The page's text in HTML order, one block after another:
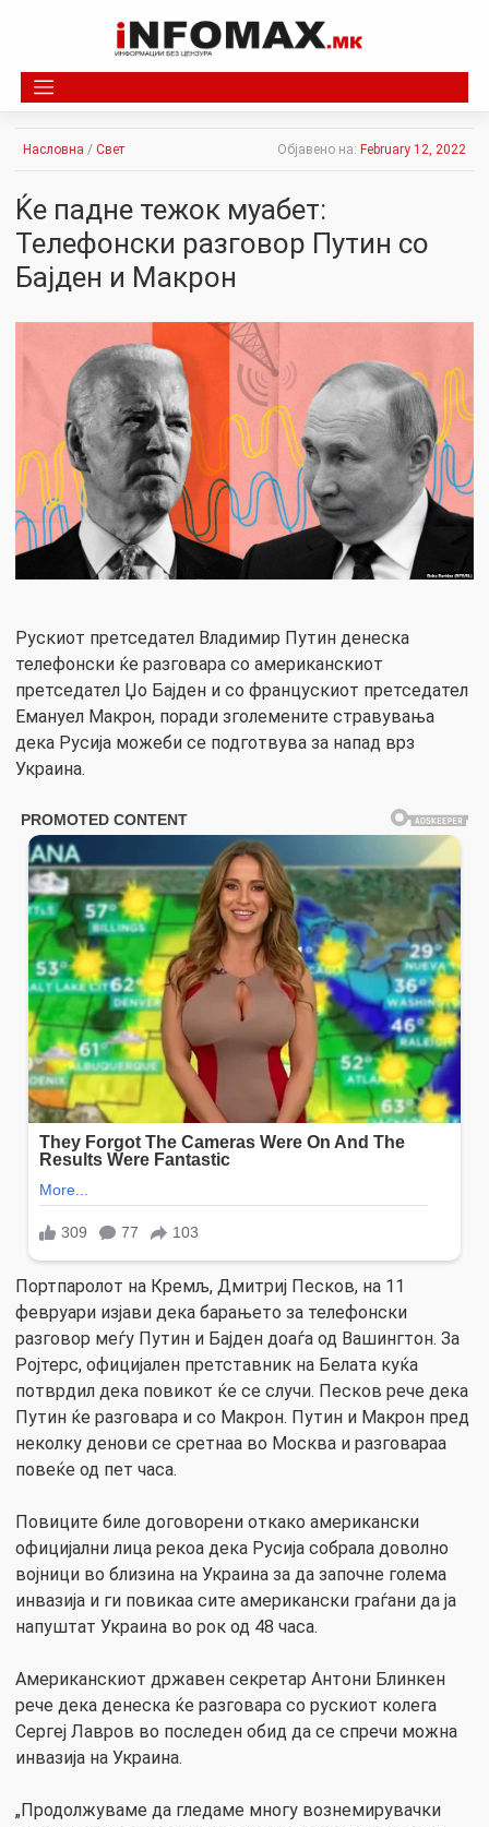
Насловна / Свет Објавено на: February 12, 2022
Ќе падне тежок муабет:
Телефонски разговор Путин со
Бајден и Макрон
Рускиот претседател Владимир Путин денеска
телефонски ќе разговара со американскиот
претседател Џо Бајден и со францускиот претседател
Емануел Макрон, поради зголемените стравувања
дека Русија можеби се подготвува за напад врз
Украина.
Портпаролот на Кремљ, Дмитриј Песков, на 11
февруари изјави дека барањето за телефонски
разговор меѓу Путин и Бајден доаѓа од Вашингтон. За
Ројтерс, официјален претставник на Белата куќа
потврдил дека повикот ќе се случи. Песков рече дека
Путин ќе разговара и со Макрон. Путин и Макрон пред
неколку денови се сретнаа во Москва и разговараа
повеќе од пет часа.
Повиците биле договорени откако американски
официјални лица рекоа дека Русија собрала доволно
војници во близина на Украина за да започне голема
инвазија и ги повикаа сите американски граѓани да ја
напуштат Украина во рок од 48 часа.
Американскиот државен секретар Антони Блинкен
рече дека денеска ќе разговара со рускиот колега
Сергеј Лавров во последен обид да се спречи можна
инвазија на Украина.
„Продолжуваме да гледаме многу вознемирувачки